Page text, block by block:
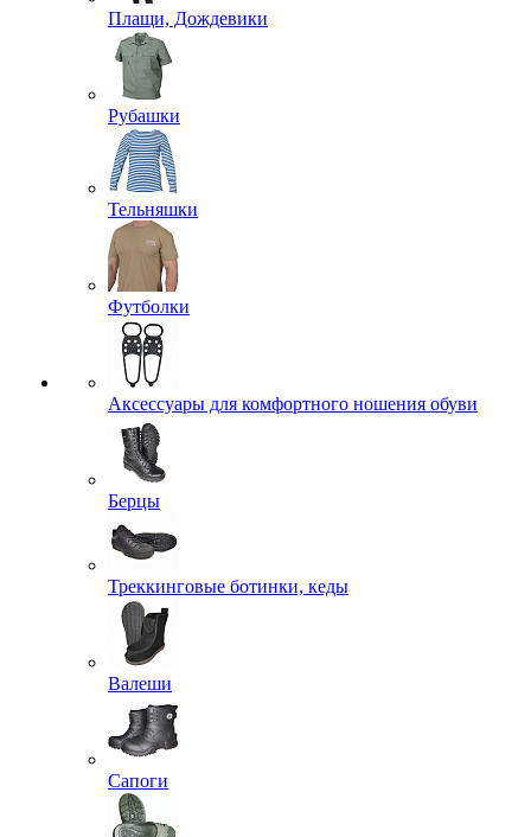
Плащи, Дождевики
Рубашки
Тельняшки
Футболки
Аксессуары для комфортного ношения обуви
Берцы
Треккинговые ботинки, кеды
Валеши
Сапоги